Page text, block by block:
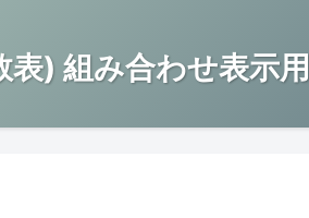
) 組み合わせ表示